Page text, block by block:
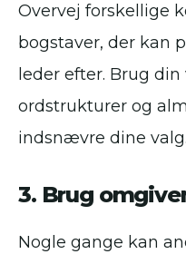
Overvej forskellige
bogstaver, der kan
leder efter. Brug
ordstrukturer og
indsnævre dine valg.
3. Brug
Nogle gange kan